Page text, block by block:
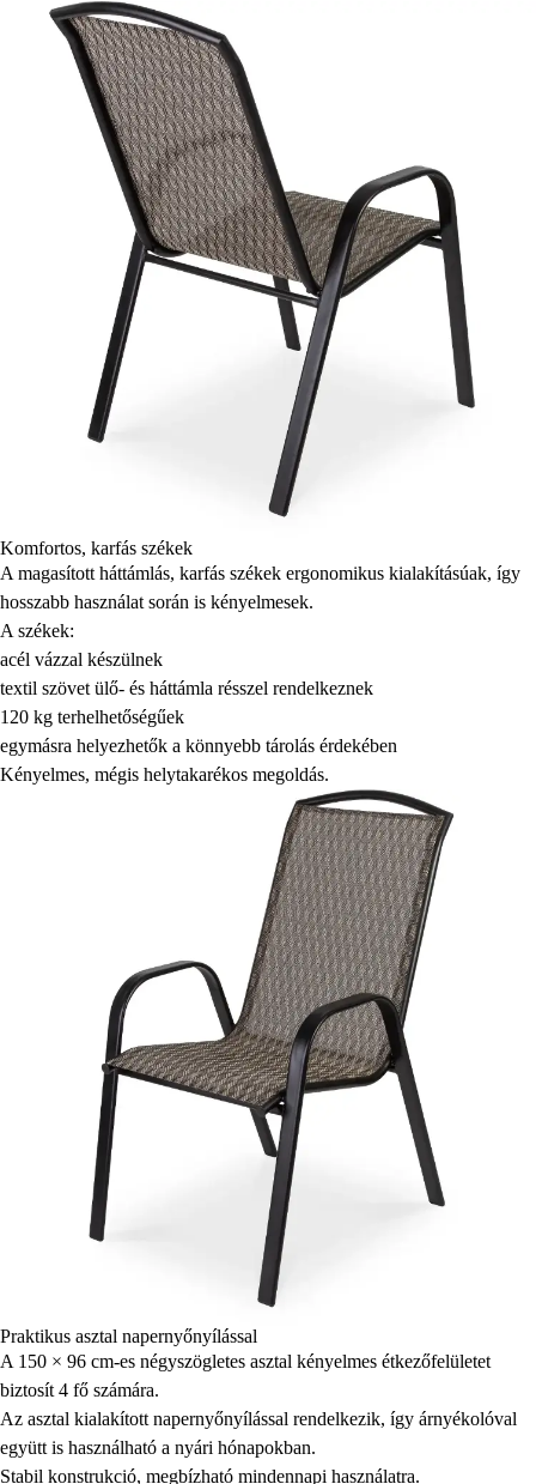
Komfortos, karfás székek
A magasított háttámlás, karfás székek ergonomikus kialakításúak, így
hosszabb használat során is kényelmesek.
A székek:
acél vázzal készülnek
textil szövet ülő- és háttámla résszel rendelkeznek
120 kg terhelhetőségűek
egymásra helyezhetők a könnyebb tárolás érdekében
Kényelmes, mégis helytakarékos megoldás.
Praktikus asztal napernyőnyílással
A 150 × 96 cm-es négyszögletes asztal kényelmes étkezőfelületet
biztosít 4 fő számára.
Az asztal kialakított napernyőnyílással rendelkezik, így árnyékolóval
együtt is használható a nyári hónapokban.
Stabil konstrukció, megbízható mindennapi használatra.